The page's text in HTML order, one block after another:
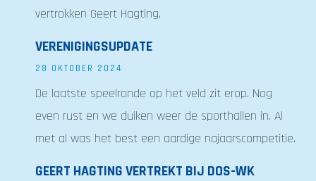
vertrokken Geert Hagting.
VERENIGINGSUPDATE
28 OKTOBER 2024
De laatste speelronde op het veld zit erop. Nog
even rust en we duiken weer de sporthallen in. Al
met al was het best een aardige najaarscompetitie.
GEERT HAGTING VERTREKT BIJ DOS-WK